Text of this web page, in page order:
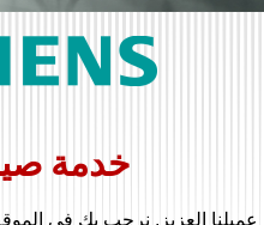
خدمة
عميلنا العزيز, نرحب بك في